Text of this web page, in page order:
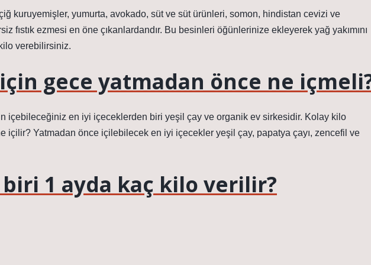
çiğ kuruyemişler, yumurta, avokado, süt ve süt ürünleri, somon, hindistan cevizi ve
fıstık ezmesi en öne çıkanlardandır. Bu besinleri öğünlerinize ekleyerek yağ yakımını
verebilirsiniz.
gece yatmadan önce ne
içebileceğiniz en iyi içeceklerden biri yeşil çay ve organik ev sirkesidir. Kolay kilo
içilir? Yatmadan önce içilebilecek en iyi içecekler yeşil çay, papatya çayı, zencefil ve
1 ayda kaç kilo verilir?